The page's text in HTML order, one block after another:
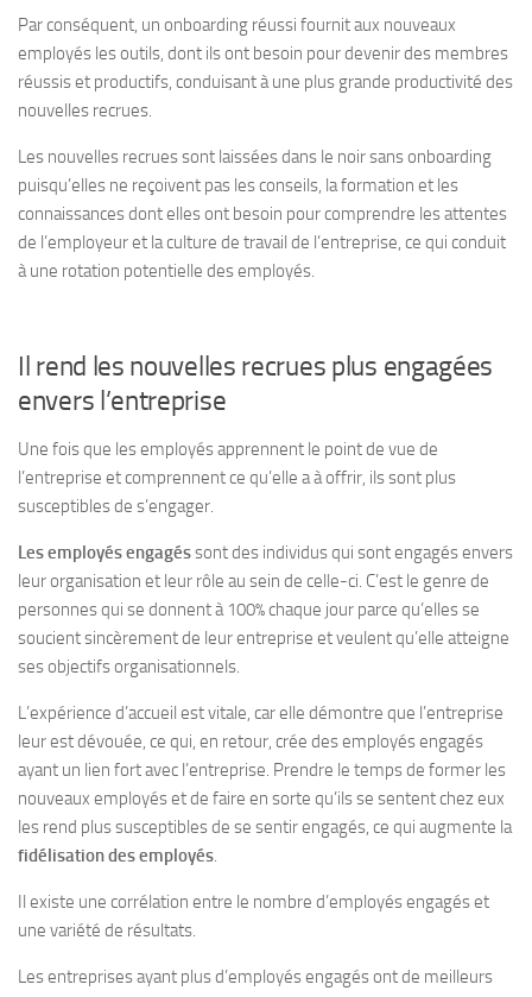
Par conséquent, un onboarding réussi fournit aux nouveaux
employés les outils, dont ils ont besoin pour devenir des membres
réussis et productifs, conduisant à une plus grande productivité des
nouvelles recrues.
Les nouvelles recrues sont laissées dans le noir sans onboarding
puisqu’elles ne reçoivent pas les conseils, la formation et les
connaissances dont elles ont besoin pour comprendre les attentes
de l’employeur et la culture de travail de l’entreprise, ce qui conduit
à une rotation potentielle des employés.
Il rend les nouvelles recrues plus engagées
envers l’entreprise
Une fois que les employés apprennent le point de vue de
l’entreprise et comprennent ce qu’elle a à offrir, ils sont plus
susceptibles de s’engager.
Les employés engagéssont des individus qui sont engagés envers
leur organisation et leur rôle au sein de celle-ci. C’est le genre de
personnes qui se donnent à 100% chaque jour parce qu’elles se
soucient sincèrement de leur entreprise et veulent qu’elle atteigne
ses objectifs organisationnels.
L’expérience d’accueil est vitale, car elle démontre que l’entreprise
leur est dévouée, ce qui, en retour, crée des employés engagés
ayant un lien fort avec l’entreprise. Prendre le temps de former les
nouveaux employés et de faire en sorte qu’ils se sentent chez eux
les rend plus susceptibles de se sentir engagés, ce qui augmente la
fidélisation des employés.
Il existe une corrélation entre le nombre d’employés engagés et
une variété de résultats.
Les entreprises ayant plus d’employés engagés ont de meilleurs